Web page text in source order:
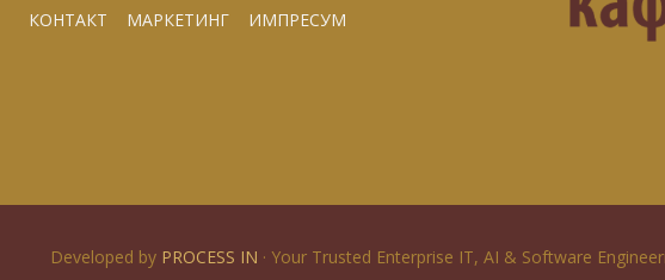
КОНТАКТ МАРКЕТИНГ ИМПРЕСУМ
Developed by PROCESS IN · Your Trusted Enterprise IT, AI & Software